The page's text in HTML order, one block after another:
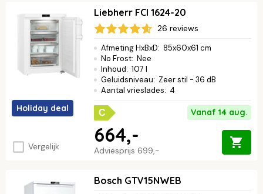
Holiday deal
Vergelijk
Liebherr FCI 1624-20
26 reviews
Afmeting HxBxD: 85x60x61 cm
No Frost: Nee
Inhoud: 107 l
Geluidsniveau: Zeer stil - 36 dB
Aantal vrieslades: 4
C Vanaf 14 aug.
Adviesprijs 699,-
664,-
Bosch GTV15NWEB